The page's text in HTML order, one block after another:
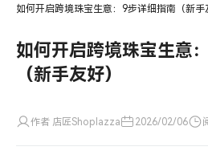
意：
如何开启跨境珠宝生意：9步详细指南（新手
如何开启跨境珠宝生意
（新手友好）
作者 店匠Shoplazza 2026/02/06